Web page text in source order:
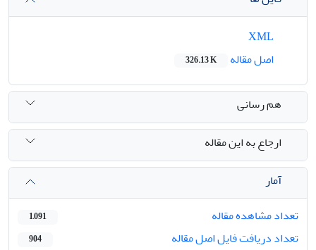
اصل مقاله
326.13 K
هم رسانی
ارجاع به این مقاله
آمار
تعداد مشاهده مقاله
1,091
تعداد دریافت فایل اصل مقاله 904